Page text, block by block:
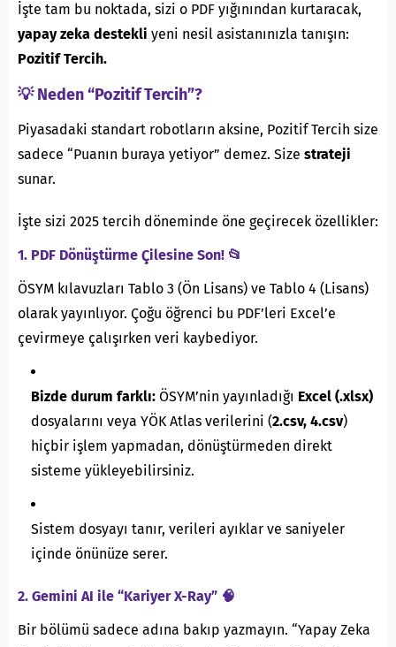
İşte tam bu noktada, sizi o PDF yığınından kurtaracak,
yapay zeka destekli yeni nesil asistanınızla tanışın:
Pozitif Tercih.
💡 Neden “Pozitif Tercih”?
Piyasadaki standart robotların aksine, Pozitif Tercih size
sadece “Puanın buraya yetiyor” demez. Size strateji
sunar.
İşte sizi 2025 tercih döneminde öne geçirecek özellikler:
1. PDF Dönüştürme Çilesine Son! 📂
ÖSYM kılavuzları Tablo 3 (Ön Lisans) ve Tablo 4 (Lisans)
olarak yayınlıyor. Çoğu öğrenci bu PDF’leri Excel’e
çevirmeye çalışırken veri kaybediyor.
Bizde durum farklı: ÖSYM’nin yayınladığı Excel (.xlsx)
dosyalarını veya YÖK Atlas verilerini (2.csv, 4.csv)
hiçbir işlem yapmadan, dönüştürmeden direkt
sisteme yükleyebilirsiniz.
Sistem dosyayı tanır, verileri ayıklar ve saniyeler
içinde önünüze serer.
2. Gemini AI ile “Kariyer X-Ray” 🧠
Bir bölümü sadece adına bakıp yazmayın. “Yapay Zeka